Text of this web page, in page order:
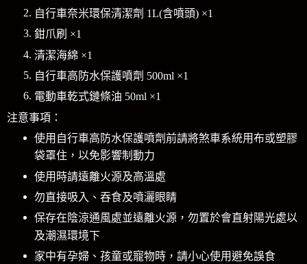
自行車奈米環保清潔劑 1L(含噴頭) ×1
鉗爪刷 ×1
清潔海綿 ×1
自行車高防水保護噴劑 500ml ×1
電動車乾式鏈條油 50ml ×1
注意事項：
使用自行車高防水保護噴劑前請將煞車系統用布或塑膠
袋罩住，以免影響制動力
使用時請遠離火源及高溫處
勿直接吸入、吞食及噴灑眼睛
保存在陰涼通風處並遠離火源，勿置於會直射陽光處以
及潮濕環境下
家中有孕婦、孩童或寵物時，請小心使用避免誤食